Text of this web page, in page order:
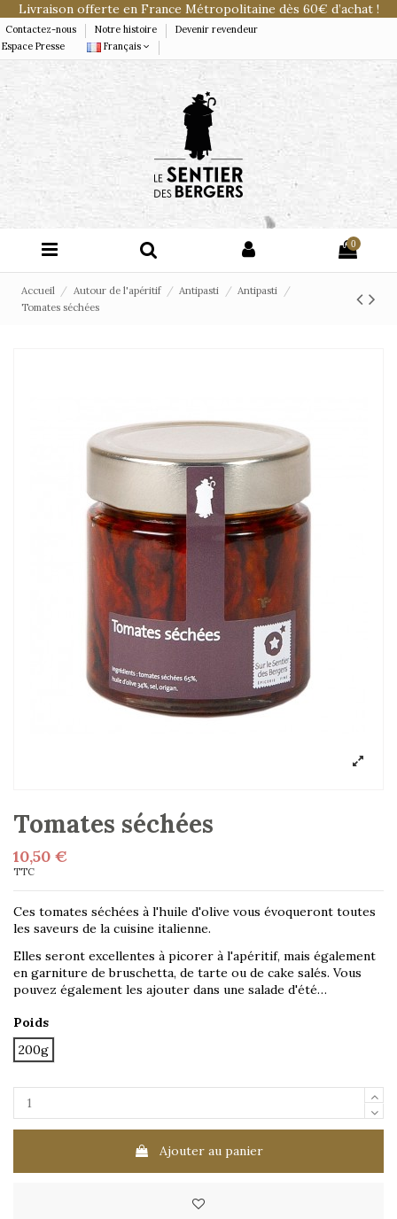
Livraison offerte en France Métropolitaine dès 60€ d’achat !
Contactez-nous Notre histoire
Devenir revendeur
Espace Presse
Français
0
Accueil Autour de l'apéritif Antipasti
Antipasti
Tomates séchées
Tomates séchées
10,50 €
TTC
Ces tomates séchées à l'huile d'olive vous évoqueront toutes
les saveurs de la cuisine italienne.
Elles seront excellentes à picorer à l'apéritif, mais également
en garniture de bruschetta, de tarte ou de cake salés. Vous
pouvez également les ajouter dans une salade d'été…
Poids
200g
Ajouter au panier